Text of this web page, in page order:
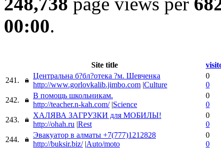
00:00.
Site title
241.
Центральна б?бл?отека ?м. Шевченка
http://www.gorlovkalib.jimbo.com |Culture
0
0
242.
В помощь школьникам.
http://teacher.n-kah.com/ |Science
0
0
243.
ХАЛЯВА ЗАГРУЗКИ для МОБИЛЫ!
http://ohah.ru |Rest
0
0
244.
Эвакуатор в алматы +7(777)1212828
http://buksir.biz/ |Auto/moto
0
0